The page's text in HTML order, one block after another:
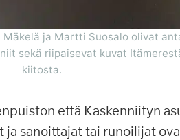
ja Martti Suosalo olivat
sekä riipaisevat kuvat
kiitosta.
että Kaskenniityn
ja sanoittajat tai runoilijat